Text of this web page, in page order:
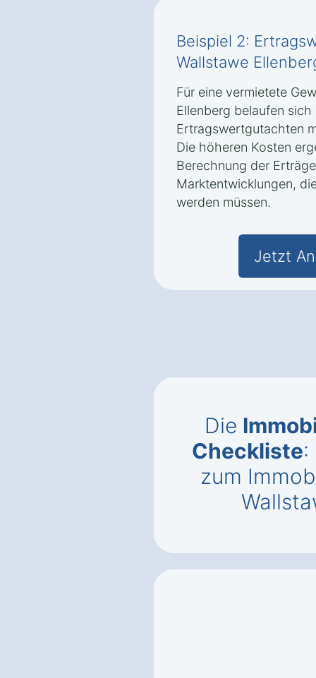
Beispiel 2:
Wallstawe
Für eine vermietete
Ellenberg belaufen
Ertragswertgutachten
Die höheren Kosten
Berechnung der
Marktentwicklungen,
werden müssen.
Jetzt
Die
Checkliste:
zum